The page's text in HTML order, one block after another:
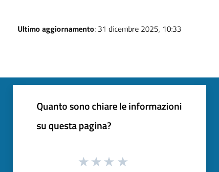
Ultimo aggiornamento: 31 dicembre 2025, 10:33
Quanto sono chiare le informazioni
su questa pagina?